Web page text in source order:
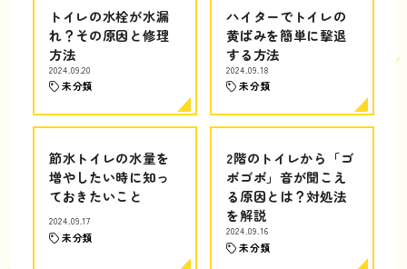
トイレの水栓が水漏
れ？その原因と修理
方法
2024.09.20
未分類
ハイターでトイレの
黄ばみを簡単に撃退
する方法
2024.09.18
未分類
節水トイレの水量を
増やしたい時に知っ
ておきたいこと
2024.09.17
未分類
2階のトイレから「ゴ
ボゴボ」音が聞こえ
る原因とは？対処法
を解説
2024.09.16
未分類